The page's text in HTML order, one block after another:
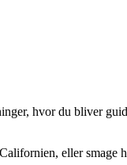
hvor du bliver
eller smage